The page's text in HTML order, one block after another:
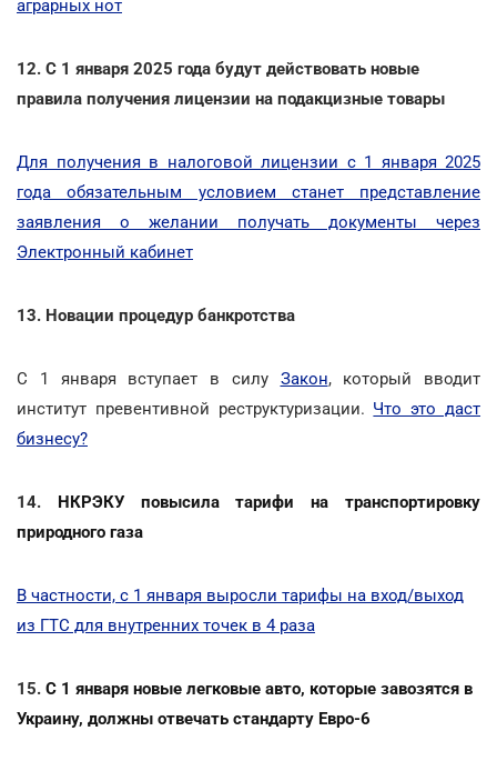
аграрных нот
12. С 1 января 2025 года будут действовать новые
правила получения лицензии на подакцизные товары
Для получения в налоговой лицензии с 1 января 2025
года обязательным условием станет представление
заявления о желании получать документы через
Электронный кабинет
13. Новации процедур банкротства
С 1 января вступает в силу Закон, который вводит
институт превентивной реструктуризации. Что это даст
бизнесу?
14. НКРЭКУ повысила тарифи на транспортировку
природного газа
В частности, с 1 января выросли тарифы на вход/выход
из ГТС для внутренних точек в 4 раза
15. С 1 января новые легковые авто, которые завозятся в
Украину, должны отвечать стандарту Евро-6